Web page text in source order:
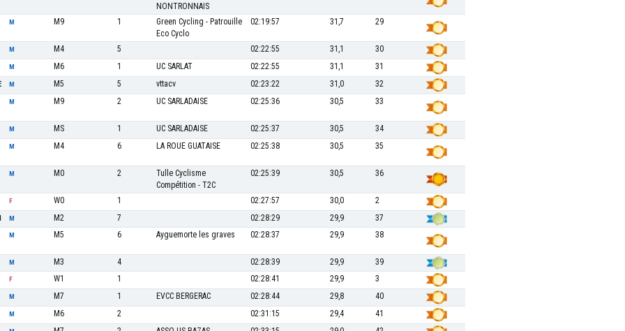
NONTRONNAIS
M M9 1
Green Cycling - Patrouille
Eco Cyclo
02:19:57 31,7 29
M M4 5 02:22:55 31,1 30
M M6 1 UC SARLAT 02:22:55 31,1 31
M M5 5 vttacv 02:23:22 31,0 32
M M9 2 UC SARLADAISE 02:25:36 30,5 33
M MS 1 UC SARLADAISE 02:25:37 30,5 34
M M4 6 LA ROUE GUATAISE 02:25:38 30,5 35
M M0 2
Tulle Cyclisme
Compétition - T2C
02:25:39 30,5 36
F W0 1 02:27:57 30,0 2
M M2 7 02:28:29 29,9 37
M M5 6 Ayguemorte les graves 02:28:37 29,9 38
M M3 4 02:28:39 29,9 39
F W1 1 02:28:41 29,9 3
M M7 1 EVCC BERGERAC 02:28:44 29,8 40
M M6 2 02:31:15 29,4 41